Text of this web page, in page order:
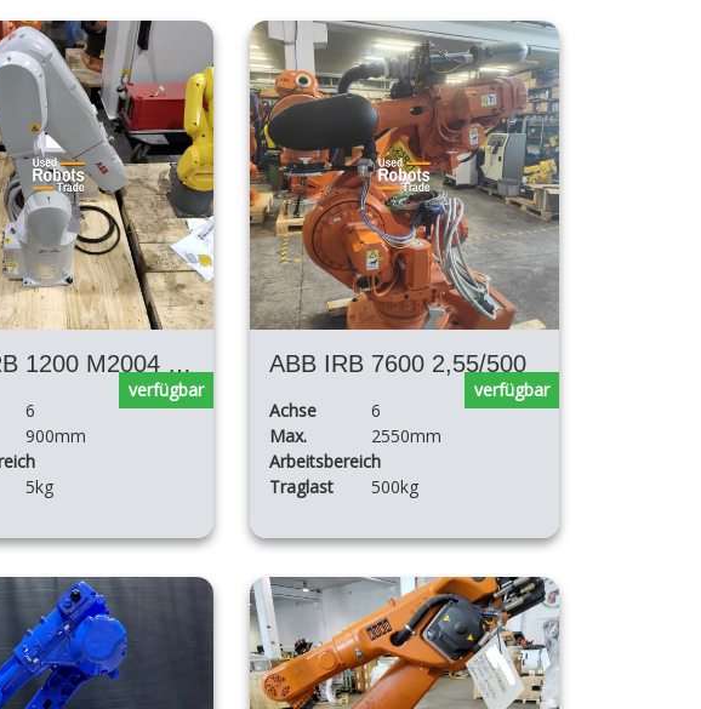
ABB IRB 1200 M2004 5/0,90
6
900mm
5kg
verfügbar
ABB IRB 7600 2,55/500
Achse
6
Max.
Arbeitsbereich
2550mm
Traglast 500kg
verfügbar